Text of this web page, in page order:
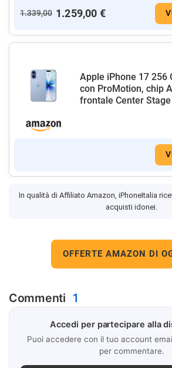
1.339,00 1.259,00 €
Apple iPhone 17 256
con ProMotion, chip
frontale Center Stage
In qualità di Affiliato Amazon, iPhoneItalia
acquisti idonei.
OFFERTE AMAZON DI
Commenti 1
Accedi per partecipare alla
Puoi accedere con il tuo account
per commentare.